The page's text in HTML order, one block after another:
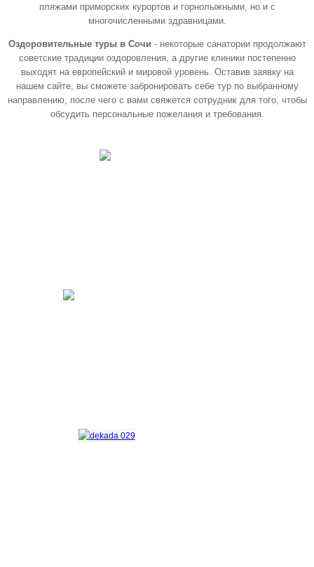
пляжами приморских курортов и горнолыжными, но и с
многочисленными здравницами.
Оздоровительные туры в Сочи - некоторые санатории продолжают
советские традиции оздоровления, а другие клиники постепенно
выходят на европейский и мировой уровень. Оставив заявку на
нашем сайте, вы сможете забронировать себе тур по выбранному
направлению, после чего с вами свяжется сотрудник для того, чтобы
обсудить персональные пожелания и требования.